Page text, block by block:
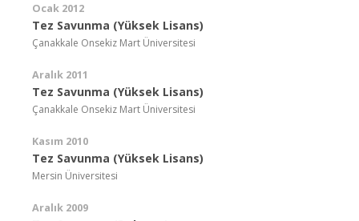
Ocak 2012
Tez Savunma (Yüksek Lisans)
Çanakkale Onsekiz Mart Üniversitesi
Aralık 2011
Tez Savunma (Yüksek Lisans)
Çanakkale Onsekiz Mart Üniversitesi
Kasım 2010
Tez Savunma (Yüksek Lisans)
Mersin Üniversitesi
Aralık 2009